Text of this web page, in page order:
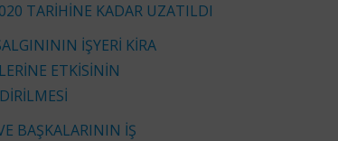
TARİHİNE KADAR UZATILDI
İŞYERİ KİRA
ETKİSİNİN
BAŞKALARININ İŞ